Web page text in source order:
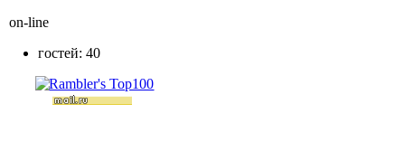
on-line
гостей: 40